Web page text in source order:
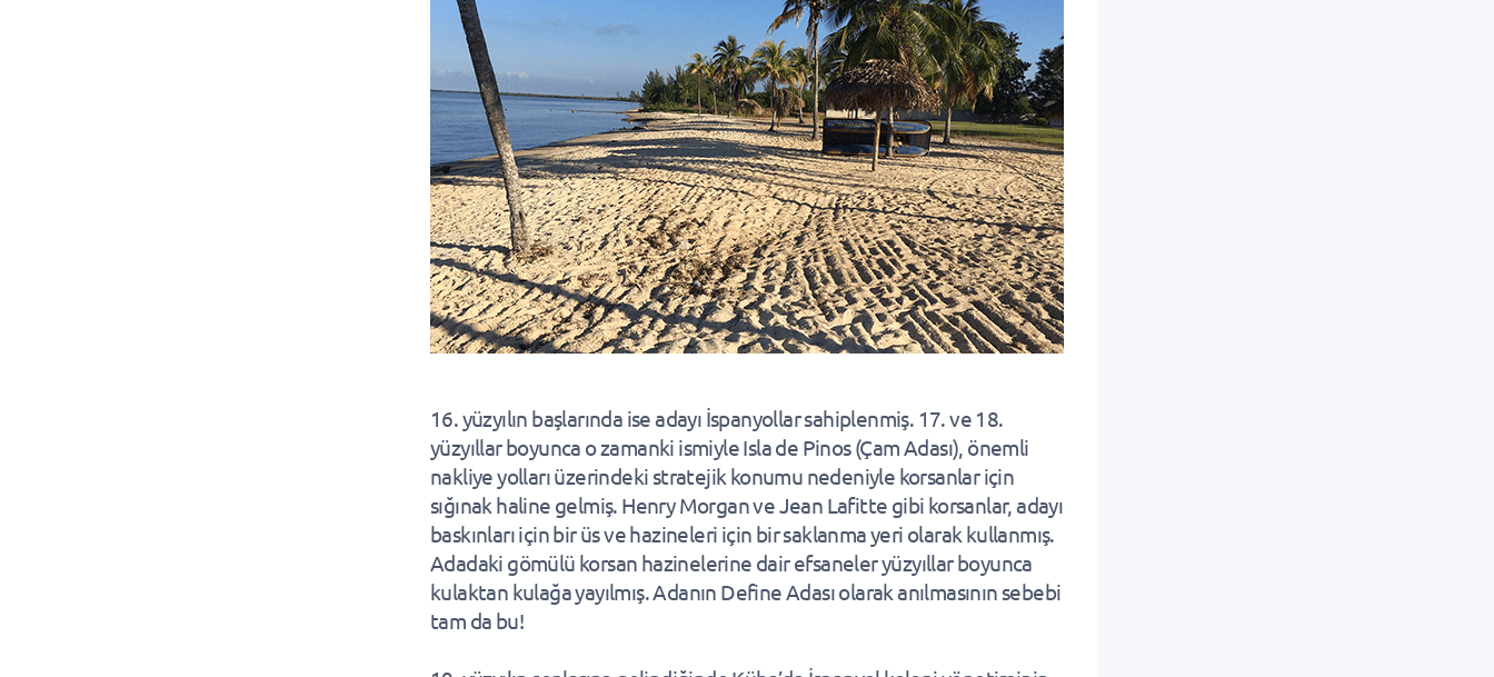
16. yüzyılın başlarında ise adayı İspanyollar sahiplenmiş. 17. ve 18.
yüzyıllar boyunca o zamanki ismiyle Isla de Pinos (Çam Adası), önemli
nakliye yolları üzerindeki stratejik konumu nedeniyle korsanlar için
sığınak haline gelmiş. Henry Morgan ve Jean Lafitte gibi korsanlar, adayı
baskınları için bir üs ve hazineleri için bir saklanma yeri olarak kullanmış.
Adadaki gömülü korsan hazinelerine dair efsaneler yüzyıllar boyunca
kulaktan kulağa yayılmış. Adanın Define Adası olarak anılmasının sebebi
tam da bu!